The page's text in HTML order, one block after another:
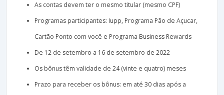
As contas devem ter o mesmo titular (mesmo CPF)
Programas participantes: Iupp, Programa Pão de Açucar,
Cartão Ponto com você e Programa Business Rewards
De 12 de setembro a 16 de setembro de 2022
Os bônus têm validade de 24 (vinte e quatro) meses
Prazo para receber os bônus: em até 30 dias após a